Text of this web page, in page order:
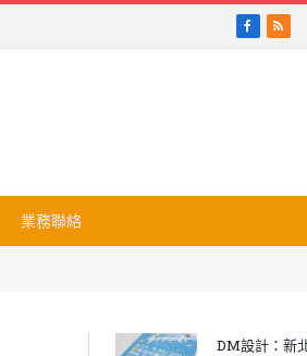
Facebook
RSS
業務聯絡
DM設計：新